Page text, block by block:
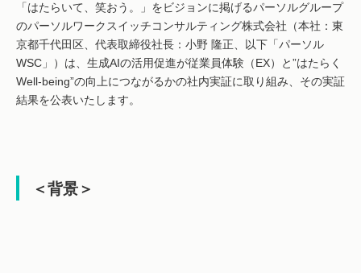
「はたらいて、笑おう。」をビジョンに掲げるパーソルグループ
のパーソルワークスイッチコンサルティング株式会社（本社：東
京都千代田区、代表取締役社長：小野 隆正、以下「パーソル
WSC」）は、生成AIの活用促進が従業員体験（EX）と”はたらく
Well-being”の向上につながるかの社内実証に取り組み、その実証
結果を公表いたします。
＜背景＞